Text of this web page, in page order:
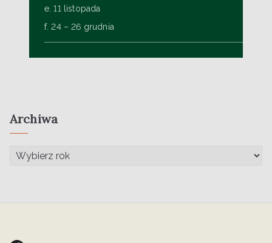
e. 11 listopada
f. 24 – 26 grudnia
Archiwa